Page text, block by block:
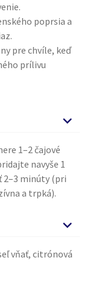
poprsia a
pre chvíle, keď
prílivu
1–2 čajové
navyše 1
2–3 minúty (pri
a trpká).
vňať, citrónová